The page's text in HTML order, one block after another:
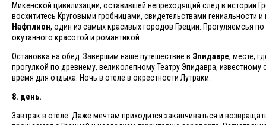
Микенской цивилизации, оставившей непреходящий след в истории
восхититесь Круговыми гробницами, свидетельствами гениальности
Нафплион, один из самых красивых городов Греции. Прогуляемсья
окутанного красотой и романтикой.
Остановка на обед. Завершим наше путешествие в Эпидавре, месте,
прогулкой по древнему, великолепному Театру Эпидавра,
время для отдыха. Ночь в отеле в окрестности Лутраки.
8. день.
Завтрак в отеле. Даже мечтам приходится заканчиваться и